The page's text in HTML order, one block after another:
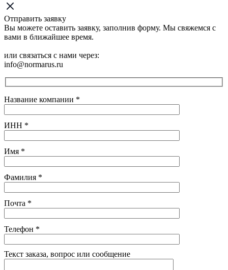
Отправить заявку
Вы можете оставить заявку, заполнив форму. Мы свяжемся с
вами в ближайшее время.
или связаться с нами через:
info@normarus.ru
Название компании *
ИНН *
Имя *
Фамилия *
Почта *
Телефон *
Текст заказа, вопрос или сообщение